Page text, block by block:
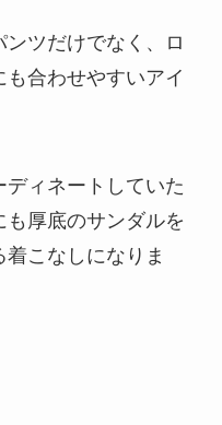
ツだけでなく、ロ
合わせやすいアイ
ィネートしていた
厚底のサンダルを
こなしになりま